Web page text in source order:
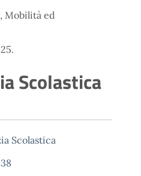
Mobilità ed
Scolastica
Scolastica